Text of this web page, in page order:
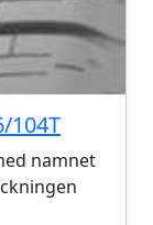
104T
namnet